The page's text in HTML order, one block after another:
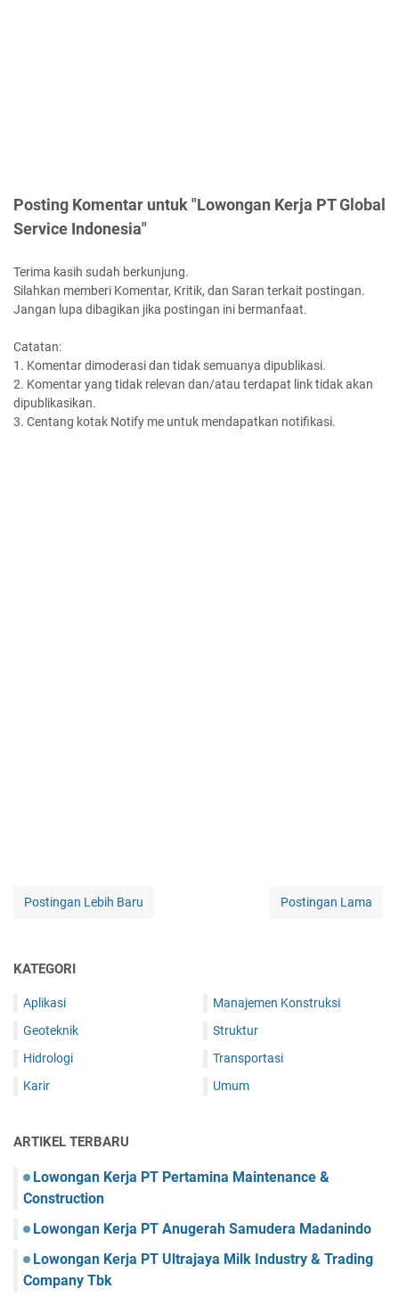
Posting Komentar untuk "Lowongan Kerja PT Global
Service Indonesia"
Terima kasih sudah berkunjung.
Silahkan memberi Komentar, Kritik, dan Saran terkait postingan.
Jangan lupa dibagikan jika postingan ini bermanfaat.
Catatan:
1. Komentar dimoderasi dan tidak semuanya dipublikasi.
2. Komentar yang tidak relevan dan/atau terdapat link tidak akan
dipublikasikan.
3. Centang kotak Notify me untuk mendapatkan notifikasi.
Postingan Lebih Baru Postingan Lama
KATEGORI
Aplikasi
Geoteknik
Hidrologi
Karir
Manajemen Konstruksi
Struktur
Transportasi
Umum
ARTIKEL TERBARU
Lowongan Kerja PT Pertamina Maintenance &
Construction
Lowongan Kerja PT Anugerah Samudera Madanindo
Lowongan Kerja PT Ultrajaya Milk Industry & Trading
Company Tbk